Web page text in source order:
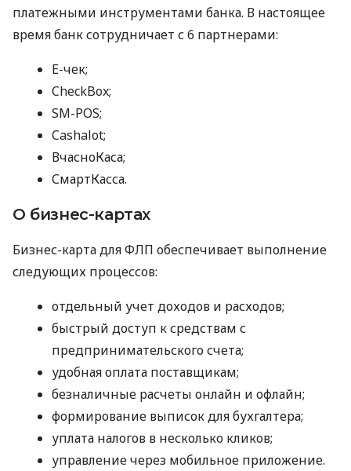
платежными инструментами банка. В настоящее
время банк сотрудничает с 6 партнерами:
E-чек;
CheckBox;
SM-POS;
Cashalot;
ВчасноКаса;
СмартКасса.
О бизнес-картах
Бизнес-карта для ФЛП обеспечивает выполнение
следующих процессов:
отдельный учет доходов и расходов;
быстрый доступ к средствам с
предпринимательского счета;
удобная оплата поставщикам;
безналичные расчеты онлайн и офлайн;
формирование выписок для бухгалтера;
уплата налогов в несколько кликов;
управление через мобильное приложение.